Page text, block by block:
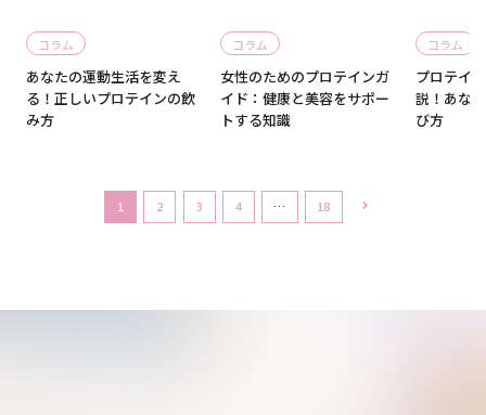
コラム
あなたの運動生活を変え
る！正しいプロテインの飲
み方
コラム
女性のためのプロテインガ
イド：健康と美容をサポー
トする知識
コラム
プロテイ
説！あな
び方
1 2 3 4 … 18